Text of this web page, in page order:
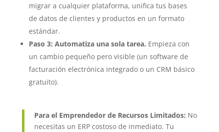
migrar a cualquier plataforma, unifica tus bases
de datos de clientes y productos en un formato
estándar.
Paso 3: Automatiza una sola tarea. Empieza con
un cambio pequeño pero visible (un software de
facturación electrónica integrado o un CRM básico
gratuito).
Para el Emprendedor de Recursos Limitados: No
necesitas un ERP costoso de inmediato. Tu